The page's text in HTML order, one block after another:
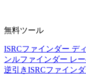
無料ツール
ISRCファインダー デ
ンルファインダー レ
逆引きISRCファイン